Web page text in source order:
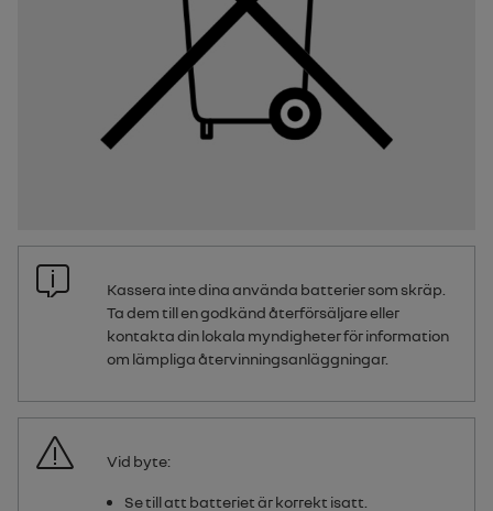
Kassera inte dina använda batterier som skräp.
Ta dem till en godkänd återförsäljare eller
kontakta din lokala myndigheter för information
om lämpliga återvinningsanläggningar.
Vid byte:
Se till att batteriet är korrekt isatt.